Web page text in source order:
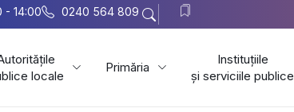
- 14:00 0240 564 809
locale
Primăria
Instituțiile
și serviciile publice